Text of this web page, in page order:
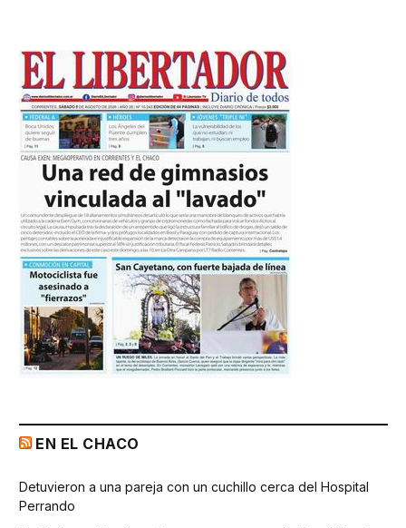
EN EL CHACO
Detuvieron a una pareja con un cuchillo cerca del Hospital
Perrando